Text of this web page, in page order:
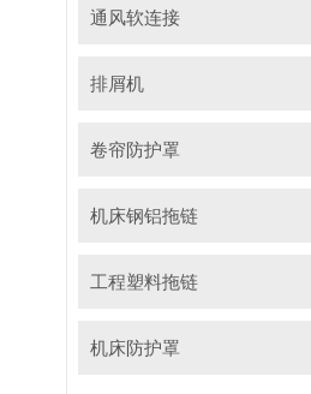
通风软连接
排屑机
卷帘防护罩
机床钢铝拖链
工程塑料拖链
机床防护罩